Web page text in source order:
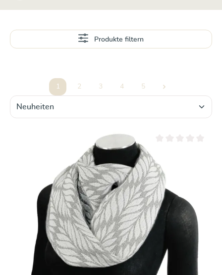
Produkte filtern
Seite
1
Seite
2
Seite
3
Seite
4
Seite
5